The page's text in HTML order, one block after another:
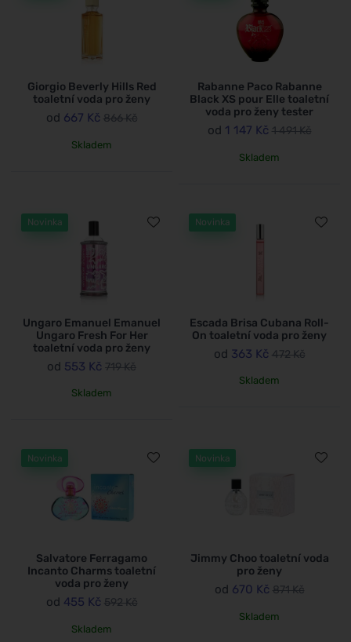
Giorgio Beverly Hills Red
toaletní voda pro ženy
od 667 Kč 866 Kč
Skladem
Rabanne Paco Rabanne
Black XS pour Elle toaletní
voda pro ženy tester
od 1 147 Kč 1 491 Kč
Skladem
Novinka
Ungaro Emanuel Emanuel
Ungaro Fresh For Her
toaletní voda pro ženy
od 553 Kč 719 Kč
Skladem
Novinka
Escada Brisa Cubana Roll-
On toaletní voda pro ženy
od 363 Kč 472 Kč
Skladem
Novinka
Salvatore Ferragamo
Incanto Charms toaletní
voda pro ženy
od 455 Kč 592 Kč
Skladem
Novinka
Jimmy Choo toaletní voda
pro ženy
od 670 Kč 871 Kč
Skladem